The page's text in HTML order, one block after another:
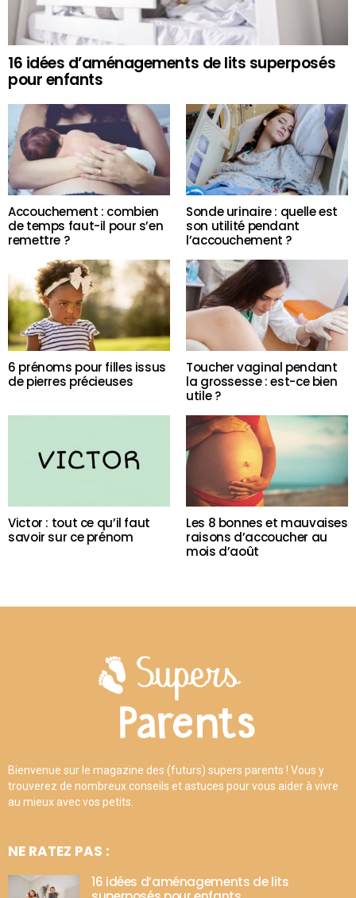
16 idées d’aménagements de lits superposés
pour enfants
Accouchement : combien
de temps faut-il pour s’en
remettre ?
Sonde urinaire : quelle est
son utilité pendant
l’accouchement ?
6 prénoms pour filles issus
de pierres précieuses
Toucher vaginal pendant
la grossesse : est-ce bien
utile ?
Victor : tout ce qu’il faut
savoir sur ce prénom
Les 8 bonnes et mauvaises
raisons d’accoucher au
mois d’août
Bienvenue sur le magazine des (futurs) supers parents ! Vous y
trouverez de nombreux conseils et astuces pour vous aider à vivre
au mieux avec vos petits.
NE RATEZ PAS :
16 idées d’aménagements de lits